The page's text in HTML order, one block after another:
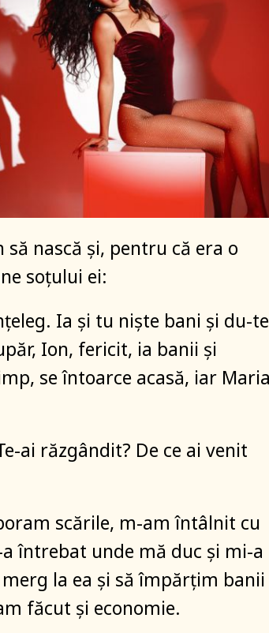
nască și, pentru că era o
soțului ei:
Ia și tu niște bani și du-te
Ion, fericit, ia banii și
se întoarce acasă, iar
ai răzgândit? De ce ai venit
scările, m-am întâlnit cu
întrebat unde mă duc și mi-a
la ea și să împărțim banii
făcut și economie.